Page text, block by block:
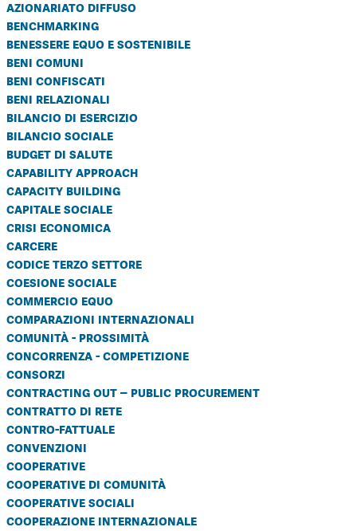
azionariato diffuso
benchmarking
benessere equo e sostenibile
beni comuni
beni confiscati
beni relazionali
bilancio di esercizio
bilancio sociale
budget di salute
capability approach
capacity building
capitale sociale
crisi economica
carcere
codice terzo settore
coesione sociale
commercio equo
comparazioni internazionali
comunità - prossimità
concorrenza - competizione
consorzi
contracting out – public procurement
contratto di rete
contro-fattuale
convenzioni
cooperative
cooperative di comunità
cooperative sociali
cooperazione internazionale